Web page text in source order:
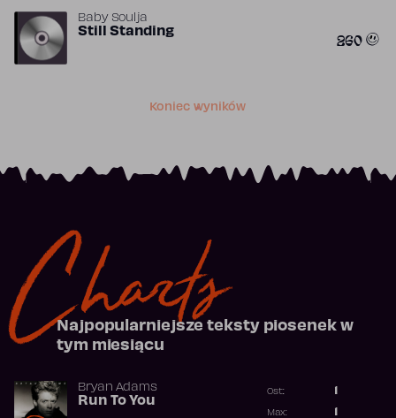
Baby Soulja
Still Standing 260
Koniec wyników
Charts
Najpopularniejsze teksty piosenek w
tym miesiącu
Bryan Adams
Run To You
Ost.:
Max: